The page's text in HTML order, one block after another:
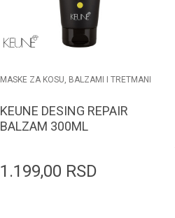
MASKE ZA KOSU, BALZAMI I TRETMANI
KEUNE DESING REPAIR
BALZAM 300ML
1.199,00 RSD